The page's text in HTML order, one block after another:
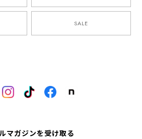
SALE
マガジンを受け取る